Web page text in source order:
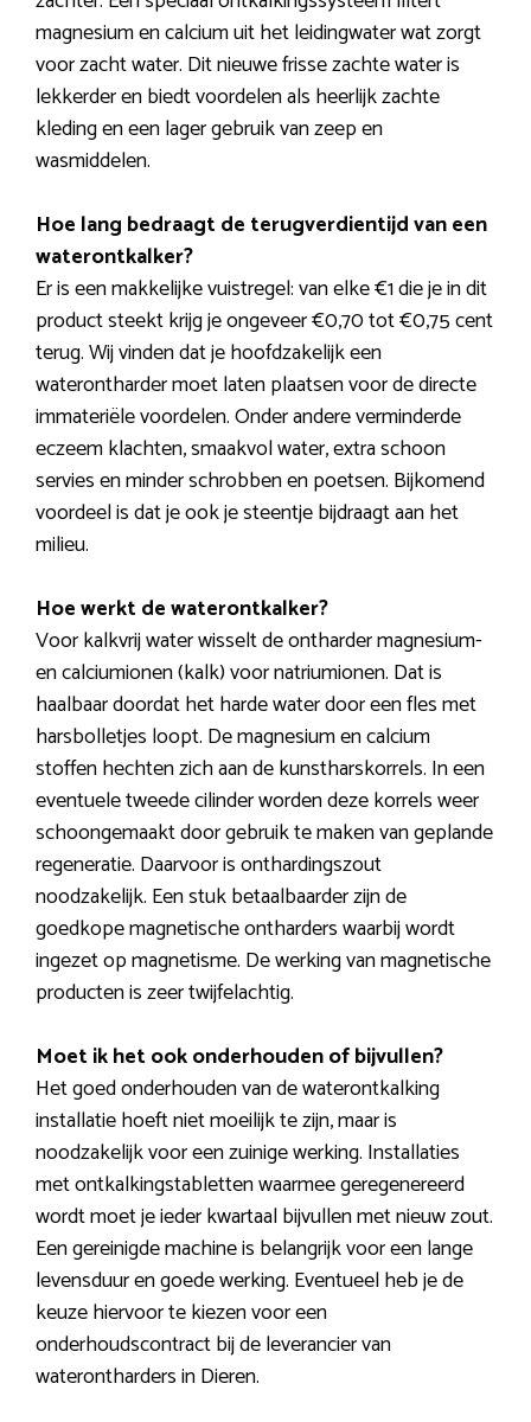
magnesium en calcium uit het leidingwater wat zorgt
voor zacht water. Dit nieuwe frisse zachte water is
lekkerder en biedt voordelen als heerlijk zachte
kleding en een lager gebruik van zeep en
wasmiddelen.
Hoe lang bedraagt de terugverdientijd van een
waterontkalker?
Er is een makkelijke vuistregel: van elke €1 die je in dit
product steekt krijg je ongeveer €0,70 tot €0,75 cent
terug. Wij vinden dat je hoofdzakelijk een
waterontharder moet laten plaatsen voor de directe
immateriële voordelen. Onder andere verminderde
eczeem klachten, smaakvol water, extra schoon
servies en minder schrobben en poetsen. Bijkomend
voordeel is dat je ook je steentje bijdraagt aan het
milieu.
Hoe werkt de waterontkalker?
Voor kalkvrij water wisselt de ontharder magnesium-
en calciumionen (kalk) voor natriumionen. Dat is
haalbaar doordat het harde water door een fles met
harsbolletjes loopt. De magnesium en calcium
stoffen hechten zich aan de kunstharskorrels. In een
eventuele tweede cilinder worden deze korrels weer
schoongemaakt door gebruik te maken van geplande
regeneratie. Daarvoor is onthardingszout
noodzakelijk. Een stuk betaalbaarder zijn de
goedkope magnetische ontharders waarbij wordt
ingezet op magnetisme. De werking van magnetische
producten is zeer twijfelachtig.
Moet ik het ook onderhouden of bijvullen?
Het goed onderhouden van de waterontkalking
installatie hoeft niet moeilijk te zijn, maar is
noodzakelijk voor een zuinige werking. Installaties
met ontkalkingstabletten waarmee geregenereerd
wordt moet je ieder kwartaal bijvullen met nieuw zout.
Een gereinigde machine is belangrijk voor een lange
levensduur en goede werking. Eventueel heb je de
keuze hiervoor te kiezen voor een
onderhoudscontract bij de leverancier van
waterontharders in Dieren.